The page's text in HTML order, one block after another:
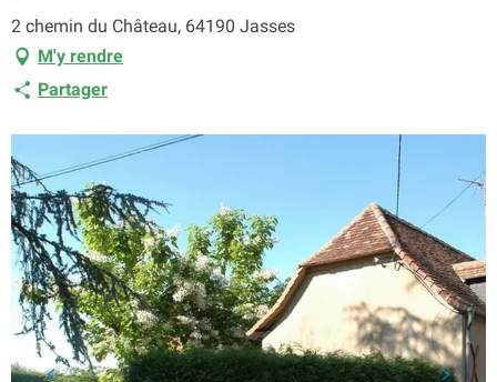
2 chemin du Château, 64190 Jasses
M'y rendre
Partager